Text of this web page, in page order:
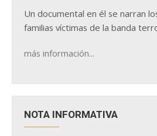
Un documental en él se narran
familias víctimas de la banda
más información...
NOTA INFORMATIVA